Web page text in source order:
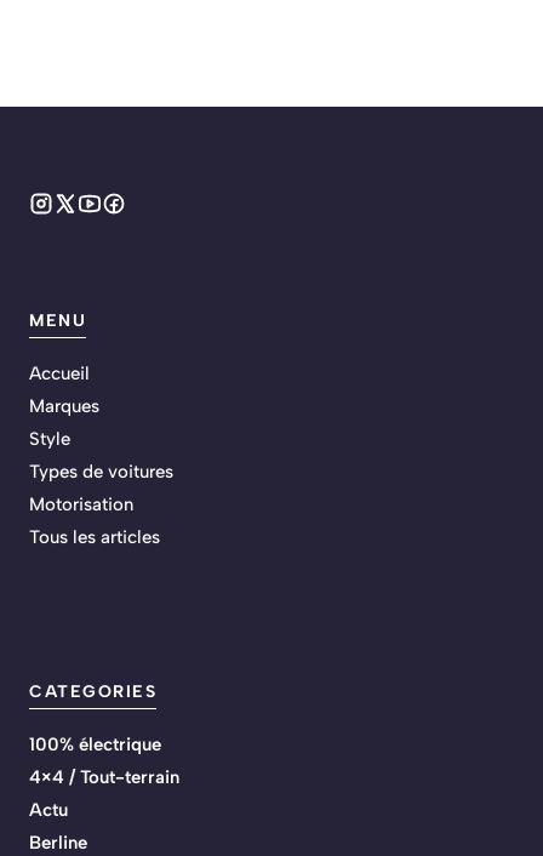
MENU
Accueil
Marques
Style
Types de voitures
Motorisation
Tous les articles
CATEGORIES
100% électrique
4×4 / Tout-terrain
Actu
Berline